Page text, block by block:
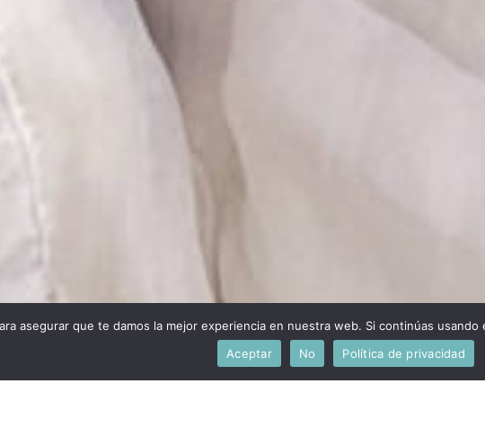
asegurar que te damos la mejor experiencia en nuestra web. Si continúas
Aceptar
No Política de privacidad